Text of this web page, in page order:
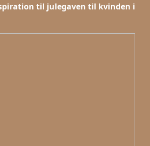
til julegaven til kvinden i